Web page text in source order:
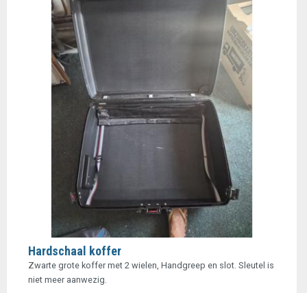
Hardschaal koffer
Zwarte grote koffer met 2 wielen, Handgreep en slot. Sleutel is
niet meer aanwezig.